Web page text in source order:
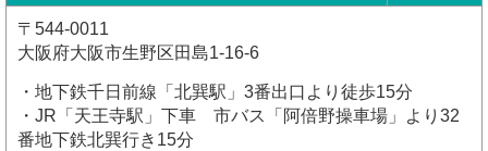
〒544-0011
大阪府大阪市生野区田島1-16-6
・地下鉄千日前線「北巽駅」3番出口より徒歩15分
・JR「天王寺駅」下車 市バス「阿倍野操車場」より32
番地下鉄北巽行き15分